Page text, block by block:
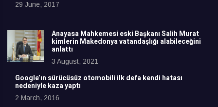
29 June, 2017
Anayasa Mahkemesi eski Başkanı Salih Murat
kimlerin Makedonya vatandaşlığı alabileceğini
anlattı
3 August, 2021
Google’ın sürücüsüz otomobili ilk defa kendi hatası
nedeniyle kaza yaptı
2 March, 2016